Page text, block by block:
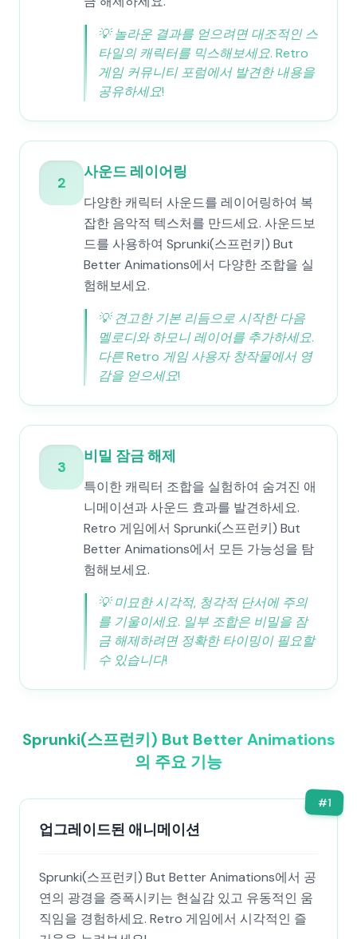
💡놀라운 결과를 얻으려면 대조적인 스
타일의 캐릭터를 믹스해보세요. Retro
게임 커뮤니티 포럼에서 발견한 내용을
공유하세요!
2
사운드 레이어링
다양한 캐릭터 사운드를 레이어링하여 복
잡한 음악적 텍스처를 만드세요. 사운드보
드를 사용하여 Sprunki(스프런키) But
Better Animations에서 다양한 조합을 실
험해보세요.
💡견고한 기본 리듬으로 시작한 다음
멜로디와 하모니 레이어를 추가하세요.
다른 Retro 게임 사용자 창작물에서 영
감을 얻으세요!
3
비밀 잠금 해제
특이한 캐릭터 조합을 실험하여 숨겨진 애
니메이션과 사운드 효과를 발견하세요.
Retro 게임에서 Sprunki(스프런키) But
Better Animations에서 모든 가능성을 탐
험해보세요.
💡미묘한 시각적, 청각적 단서에 주의
를 기울이세요. 일부 조합은 비밀을 잠
금 해제하려면 정확한 타이밍이 필요할
수 있습니다!
Sprunki(스프런키) But Better Animations
의 주요 기능
#1
업그레이드된 애니메이션
Sprunki(스프런키) But Better Animations에서 공
연의 광경을 증폭시키는 현실감 있고 유동적인 움
직임을 경험하세요. Retro 게임에서 시각적인 즐